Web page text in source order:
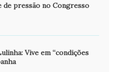
de pressão no Congresso
Vive em “condições